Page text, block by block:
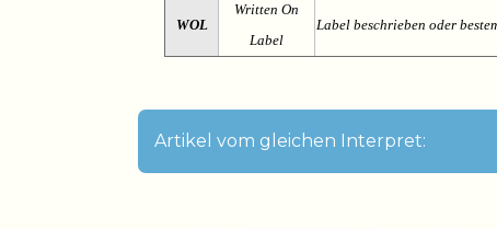
WOL
Written On
Label
Label beschrieben oder
Artikel vom gleichen Interpret: